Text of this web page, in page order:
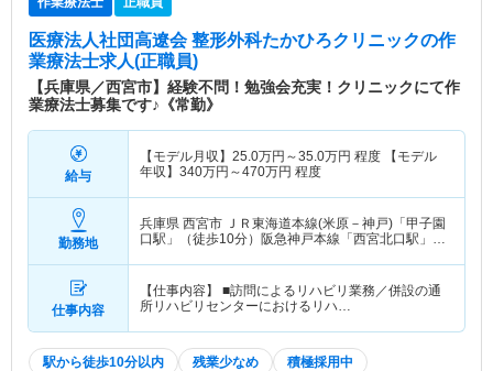
市立中央病院／関西労災病院／県立西宮病院／十三
市民病院／大阪市立総合医療センター／大阪市立大
学付属病院／淀川キリスト病院／済生会中津病院／
西宮脳神経外科病院／明和病院／三好病院
主に関節リウマチ、スポーツ傷害、膝関節障害・骨
粗しょう症治療に力を入れている整形外科クリニッ
クです。医師だけでなく看護師や理学療法士、健康
運動指導士、診療助手それぞれが情報共有をし、医
療の質の向上を心掛けています。
医療法人社団高遼会 整形外科たかひろクリニックの作
業療法士求人(正職員)
【兵庫県／西宮市】経験不問！勉強会充実！クリニックにて作
業療法士募集です♪《常勤》
給与
【モデル月収】 25.0万円～35.0万円 程度 【モデル
年収】 340万円～470万円 程度
勤務地
兵庫県 西宮市
ＪＲ東海道本線(米原－神戸)「甲子園
口駅」（徒歩10分）阪急神戸本線「西宮北口駅」
仕事内容
【仕事内容】 ■訪問によるリハビリ業務／併設の通
所リハビリセンターにおけるリハ…
駅から徒歩10分以内 残業少なめ 積極採用中